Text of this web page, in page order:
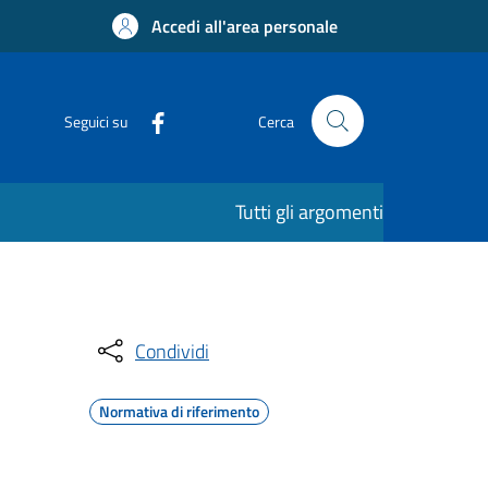
Accedi all'area personale
Seguici su Cerca
Tutti gli argomenti
Condividi
Normativa di riferimento